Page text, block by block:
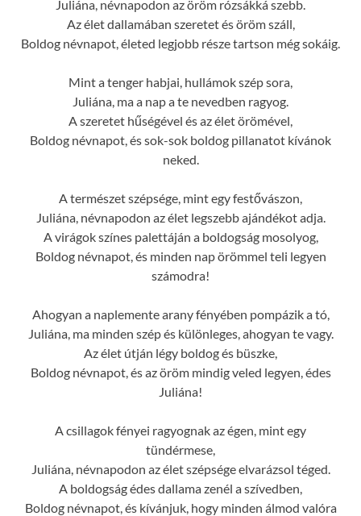
Juliána, névnapodon az öröm rózsákká szebb.
Az élet dallamában szeretet és öröm száll,
Boldog névnapot, életed legjobb része tartson még sokáig.
Mint a tenger habjai, hullámok szép sora,
Juliána, ma a nap a te nevedben ragyog.
A szeretet hűségével és az élet örömével,
Boldog névnapot, és sok-sok boldog pillanatot kívánok
neked.
A természet szépsége, mint egy festővászon,
Juliána, névnapodon az élet legszebb ajándékot adja.
A virágok színes palettáján a boldogság mosolyog,
Boldog névnapot, és minden nap örömmel teli legyen
számodra!
Ahogyan a naplemente arany fényében pompázik a tó,
Juliána, ma minden szép és különleges, ahogyan te vagy.
Az élet útján légy boldog és büszke,
Boldog névnapot, és az öröm mindig veled legyen, édes
Juliána!
A csillagok fényei ragyognak az égen, mint egy
tündérmese,
Juliána, névnapodon az élet szépsége elvarázsol téged.
A boldogság édes dallama zenél a szívedben,
Boldog névnapot, és kívánjuk, hogy minden álmod valóra